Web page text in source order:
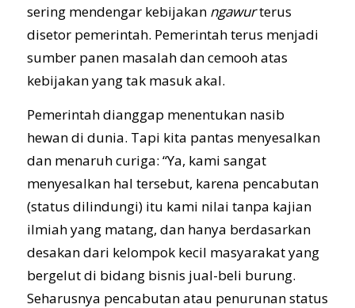
sering mendengar kebijakan ngawurterus
disetor pemerintah. Pemerintah terus menjadi
sumber panen masalah dan cemooh atas
kebijakan yang tak masuk akal.
Pemerintah dianggap menentukan nasib
hewan di dunia. Tapi kita pantas menyesalkan
dan menaruh curiga: “Ya, kami sangat
menyesalkan hal tersebut, karena pencabutan
(status dilindungi) itu kami nilai tanpa kajian
ilmiah yang matang, dan hanya berdasarkan
desakan dari kelompok kecil masyarakat yang
bergelut di bidang bisnis jual-beli burung.
Seharusnya pencabutan atau penurunan status